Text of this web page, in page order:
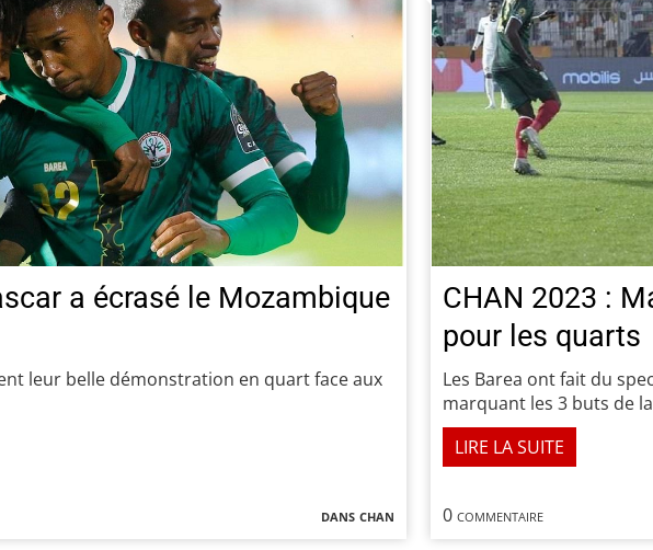
a écrasé le Mozambique
danschan
leur belle démonstration en quart face aux
CHAN 2023 :
pour les quarts
0 commentaire
Les Barea ont fait du
marquant les 3 buts de
LIRE LA SUITE